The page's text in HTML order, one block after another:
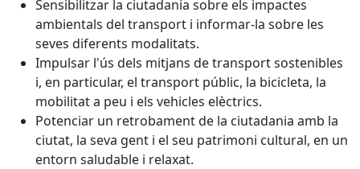
Sensibilitzar la ciutadania sobre els impactes
ambientals del transport i informar-la sobre les
seves diferents modalitats.
Impulsar l'ús dels mitjans de transport sostenibles
i, en particular, el transport públic, la bicicleta, la
mobilitat a peu i els vehicles elèctrics.
Potenciar un retrobament de la ciutadania amb la
ciutat, la seva gent i el seu patrimoni cultural, en un
entorn saludable i relaxat.